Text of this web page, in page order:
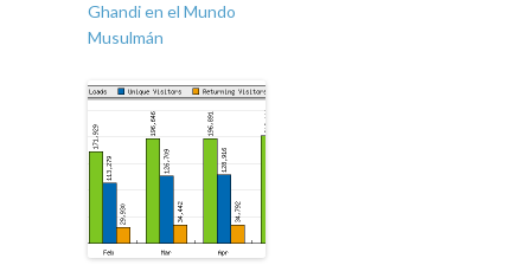
Ghandi en el Mundo
Musulmán